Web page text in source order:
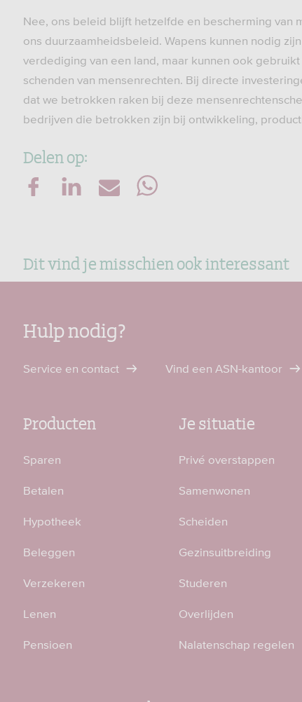
Nee, ons beleid blijft hetzelfde en bescherming van
ons duurzaamheidsbeleid. Wapens kunnen nodig
verdediging van een land, maar kunnen ook
schenden van mensenrechten. Bij directe
dat we betrokken raken bij deze
bedrijven die betrokken zijn bij ontwikkeling,
Delen op:
Dit vind je misschien ook interessant
Hulp nodig?
Service en contact Vind een ASN-kantoor
Producten
Sparen
Betalen
Hypotheek
Beleggen
Verzekeren
Lenen
Pensioen
Je situatie
Privé overstappen
Samenwonen
Scheiden
Gezinsuitbreiding
Studeren
Overlijden
Nalatenschap regelen